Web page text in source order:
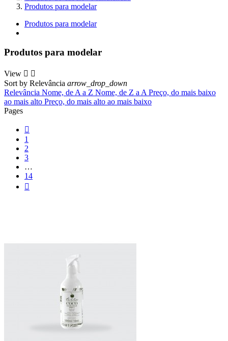
Produtos para modelar
Produtos para modelar
Produtos para modelar
View  
Sort by Relevância arrow_drop_down
Relevância Nome, de A a Z Nome, de Z a A Preço, do mais baixo
ao mais alto Preço, do mais alto ao mais baixo
Pages

1
2
3
…
14
